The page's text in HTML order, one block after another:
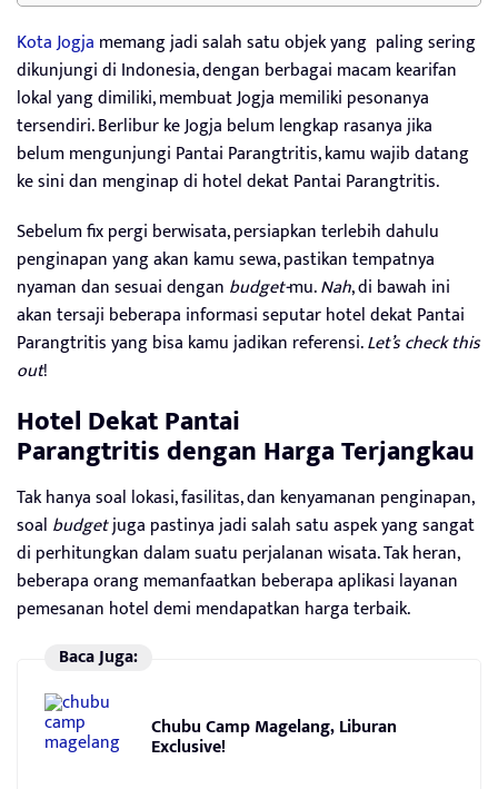
Kota Jogja memang jadi salah satu objek yang paling sering
dikunjungi di Indonesia, dengan berbagai macam kearifan
lokal yang dimiliki, membuat Jogja memiliki pesonanya
tersendiri. Berlibur ke Jogja belum lengkap rasanya jika
belum mengunjungi Pantai Parangtritis, kamu wajib datang
ke sini dan menginap di hotel dekat Pantai Parangtritis.
Sebelum fix pergi berwisata, persiapkan terlebih dahulu
penginapan yang akan kamu sewa, pastikan tempatnya
nyaman dan sesuai dengan budget-mu.Nah, di bawah ini
akan tersaji beberapa informasi seputar hotel dekat Pantai
Parangtritis yang bisa kamu jadikan referensi.Let’s check this
out!
Hotel Dekat Pantai
Parangtritisdengan Harga Terjangkau
Tak hanya soal lokasi, fasilitas, dan kenyamanan penginapan,
soal budgetjuga pastinya jadi salah satu aspek yang sangat
di perhitungkan dalam suatu perjalanan wisata. Tak heran,
beberapa orang memanfaatkan beberapa aplikasi layanan
pemesanan hotel demi mendapatkan harga terbaik.
Baca Juga:
Chubu Camp Magelang, Liburan
Exclusive!